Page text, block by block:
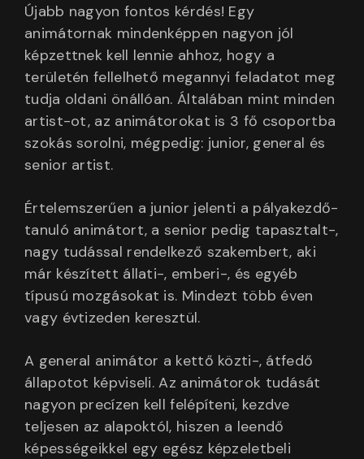
Újabb nagyon fontos kérdés! Egy
animátornak mindenképpen nagyon jól
képzettnek kell lennie ahhoz, hogy a
területén fellelhető megannyi feladatot meg
tudja oldani önállóan. Általában mint minden
artist-ot, az animátorokat is 3 fő csoportba
szokás sorolni, mégpedig: junior, general és
senior artist.
Értelemszerűen a junior jelenti a pályakezdő-
tanuló animátort, a senior pedig tapasztalt-,
nagy tudással rendelkező szakembert, aki
már készített állati-, emberi-, és egyéb
típusú mozgásokat is. Mindezt több éven
vagy évtizeden keresztül.
A general animátor a kettő közti-, átfedő
állapotot képviseli. Az animátorok tudását
nagyon precízen kell felépíteni, kezdve
teljesen az alapoktól, hiszen a leendő
képességeikkel egy egész képzeletbeli